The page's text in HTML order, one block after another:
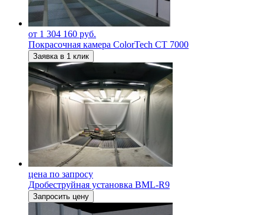
от 1 304 160 руб.
Покрасочная камера ColorTech CT 7000
Заявка в 1 клик
цена по запросу
Дробеструйная установка BML-R9
Запросить цену